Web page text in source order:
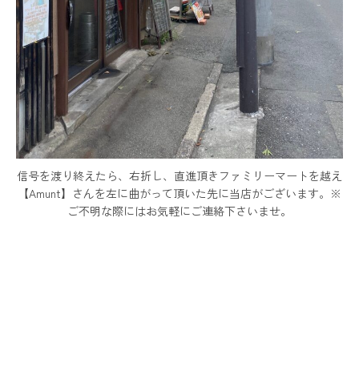
信号を渡り終えたら、右折し、直進頂きファミリーマートを越え
【Amunt】さんを左に曲がって頂いた先に当店がございます。※
ご不明な際にはお気軽にご連絡下さいませ。